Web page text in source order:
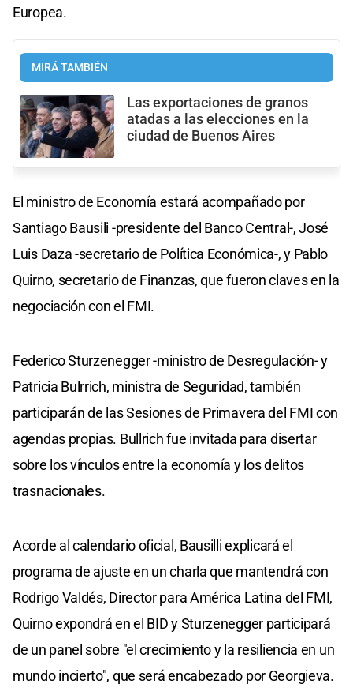
Europea.
MIRÁ TAMBIÉN
Las exportaciones de granos
atadas a las elecciones en la
ciudad de Buenos Aires
El ministro de Economía estará acompañado por
Santiago Bausili -presidente del Banco Central-, José
Luis Daza -secretario de Política Económica-, y Pablo
Quirno, secretario de Finanzas, que fueron claves en la
negociación con el FMI.
Federico Sturzenegger -ministro de Desregulación- y
Patricia Bulrrich, ministra de Seguridad, también
participarán de las Sesiones de Primavera del FMI con
agendas propias. Bullrich fue invitada para disertar
sobre los vínculos entre la economía y los delitos
trasnacionales.
Acorde al calendario oficial, Bausilli explicará el
programa de ajuste en un charla que mantendrá con
Rodrigo Valdés, Director para América Latina del FMI,
Quirno expondrá en el BID y Sturzenegger participará
de un panel sobre "el crecimiento y la resiliencia en un
mundo incierto", que será encabezado por Georgieva.